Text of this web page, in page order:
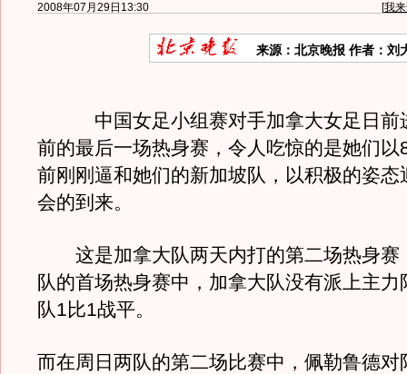
2008年07月29日13:30 [我
来源：北京晚报 作者：刘
中国女足小组赛对手加拿大女足日前
前的最后一场热身赛，令人吃惊的是她们以
前刚刚逼和她们的新加坡队，以积极的姿态
会的到来。
这是加拿大队两天内打的第二场热身赛
队的首场热身赛中，加拿大队没有派上主力
队1比1战平。
而在周日两队的第二场比赛中，佩勒鲁德对